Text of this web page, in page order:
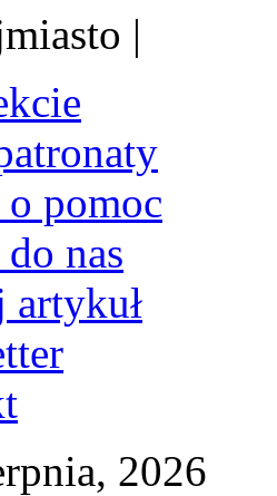
|
o pomoc
do nas
artykuł
2026